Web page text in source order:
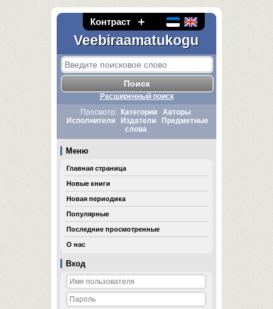
Контраст
Veebiraamatukogu
Вход
Расширенный поиск
Просмотр:
Категории
Авторы
Исполнители
Издатели
Предметные
слова
Меню
Главная страница
Новые книги
Новая периодика
Популярные
Последние просмотренные
О нас